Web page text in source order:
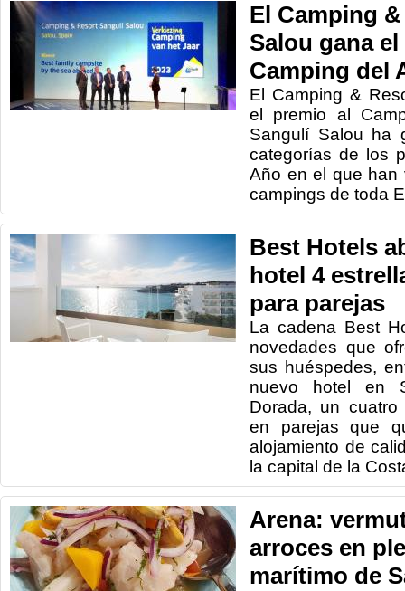
El Camping
Salou gana
Camping del
El Camping &
el premio al
Sangulí Salou ha
categorías de los
Año en el que han
campings de toda
Best Hotels
hotel 4
para parejas
La cadena Best
novedades que
sus huéspedes,
nuevo hotel en
Dorada, un cuatro
en parejas que
alojamiento de
la capital de la
Arena:
arroces en
marítimo de